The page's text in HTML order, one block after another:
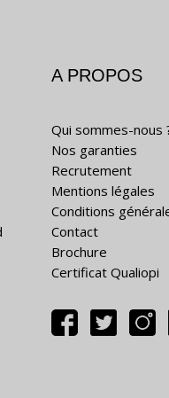
A PROPOS
Qui sommes-nous
Nos garanties
Recrutement
Mentions légales
Conditions
Contact
Brochure
Certificat Qualiopi